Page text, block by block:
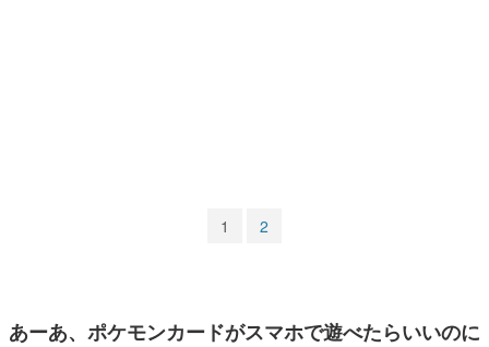
1 2
あーあ、ポケモンカードがスマホで遊べたらいいのに